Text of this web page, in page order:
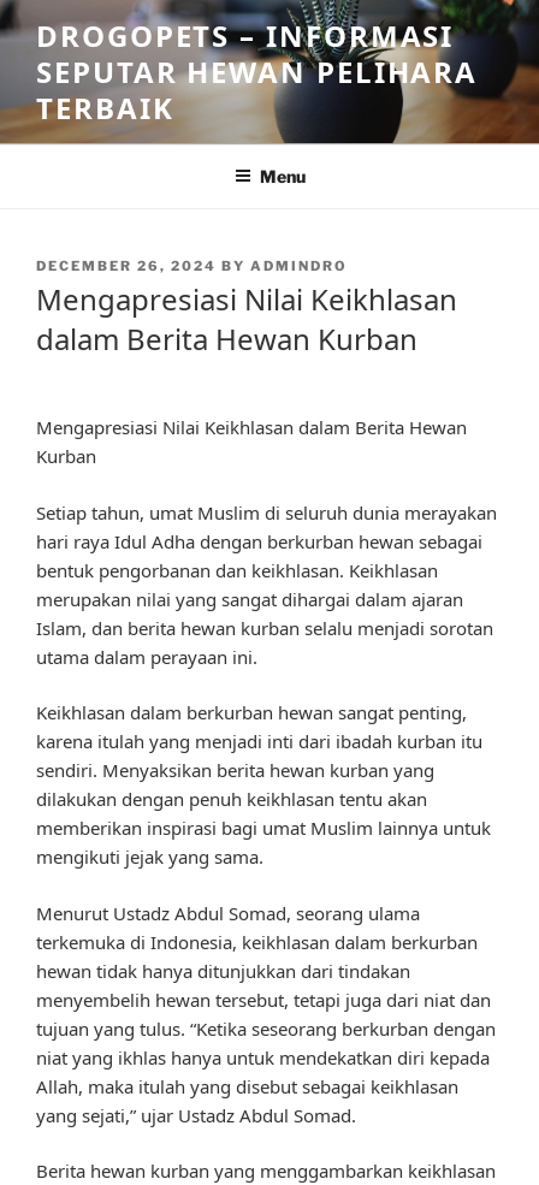
Skip
to
content
DROGOPETS – INFORMASI
SEPUTAR HEWAN PELIHARA
TERBAIK
Menu
POSTED
DECEMBER 26, 2024 BY ADMINDRO
Mengapresiasi Nilai Keikhlasan
dalam Berita Hewan Kurban
Mengapresiasi Nilai Keikhlasan dalam Berita Hewan
Kurban
Setiap tahun, umat Muslim di seluruh dunia merayakan
hari raya Idul Adha dengan berkurban hewan sebagai
bentuk pengorbanan dan keikhlasan. Keikhlasan
merupakan nilai yang sangat dihargai dalam ajaran
Islam, dan berita hewan kurban selalu menjadi sorotan
utama dalam perayaan ini.
Keikhlasan dalam berkurban hewan sangat penting,
karena itulah yang menjadi inti dari ibadah kurban itu
sendiri. Menyaksikan berita hewan kurban yang
dilakukan dengan penuh keikhlasan tentu akan
memberikan inspirasi bagi umat Muslim lainnya untuk
mengikuti jejak yang sama.
Menurut Ustadz Abdul Somad, seorang ulama
terkemuka di Indonesia, keikhlasan dalam berkurban
hewan tidak hanya ditunjukkan dari tindakan
menyembelih hewan tersebut, tetapi juga dari niat dan
tujuan yang tulus. “Ketika seseorang berkurban dengan
niat yang ikhlas hanya untuk mendekatkan diri kepada
Allah, maka itulah yang disebut sebagai keikhlasan
yang sejati,” ujar Ustadz Abdul Somad.
Berita hewan kurban yang menggambarkan keikhlasan